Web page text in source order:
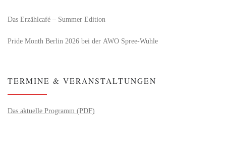
Das Erzählcafé – Summer Edition
Pride Month Berlin 2026 bei der AWO Spree-Wuhle
TERMINE & VERANSTALTUNGEN
Das aktuelle Programm (PDF)